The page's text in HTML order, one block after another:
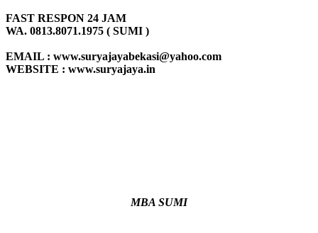
FAST RESPON 24 JAM
WA. 0813.8071.1975 ( SUMI )
EMAIL : www.suryajayabekasi@yahoo.com
WEBSITE : www.suryajaya.in
MBA SUMI